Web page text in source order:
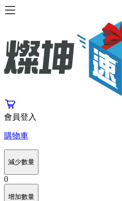
會員登入
購物車
減少數量
0
增加數量